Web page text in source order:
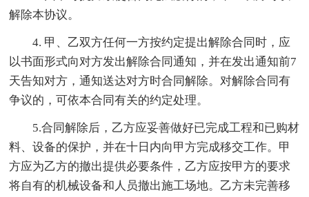
解除本协议。
4. 甲、乙双方任何一方按约定提出解除合同时，应
以书面形式向对方发出解除合同通知，并在发出通知前7
天告知对方，通知送达对方时合同解除。对解除合同有
争议的，可依本合同有关的约定处理。
5.合同解除后，乙方应妥善做好已完成工程和已购材
料、设备的保护，并在十日内向甲方完成移交工作。甲
方应为乙方的撤出提供必要条件，乙方应按甲方的要求
将自有的机械设备和人员撤出施工场地。乙方未完善移